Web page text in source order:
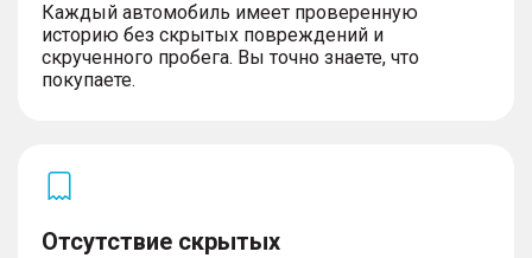
Каждый автомобиль имеет проверенную
историю без скрытых повреждений и
скрученного пробега. Вы точно знаете, что
покупаете.
Отсутствие скрытых